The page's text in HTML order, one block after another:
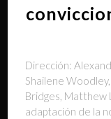
Dirección:
Shailene
Bridges, Matthew
adaptación de la